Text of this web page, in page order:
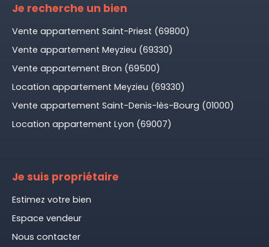
Je recherche un bien
Vente appartement Saint-Priest (69800)
Vente appartement Meyzieu (69330)
Vente appartement Bron (69500)
Location appartement Meyzieu (69330)
Vente appartement Saint-Denis-lès-Bourg (01000)
Location appartement Lyon (69007)
Je suis propriétaire
Estimez votre bien
Espace vendeur
Nous contacter